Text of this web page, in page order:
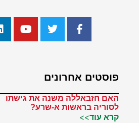
פוסטים אחרונים
האם חזבאללה משנה את גישתו
לסוריה בראשות א-שרע?
קרא עוד>>